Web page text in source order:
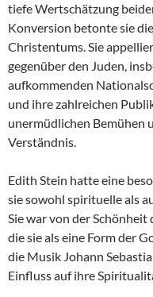
tiefe Wertschätzung
Konversion betonte sie
Christentums. Sie
gegenüber den Juden,
aufkommenden
und ihre zahlreichen
unermüdlichen Bemühen
Verständnis.
Edith Stein hatte eine
sie sowohl spirituelle als
Sie war von der
die sie als eine Form der
die Musik Johann
Einfluss auf ihre